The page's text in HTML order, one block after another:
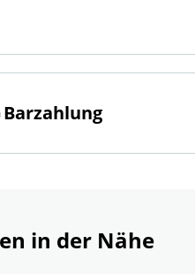
Barzahlung
in der Nähe